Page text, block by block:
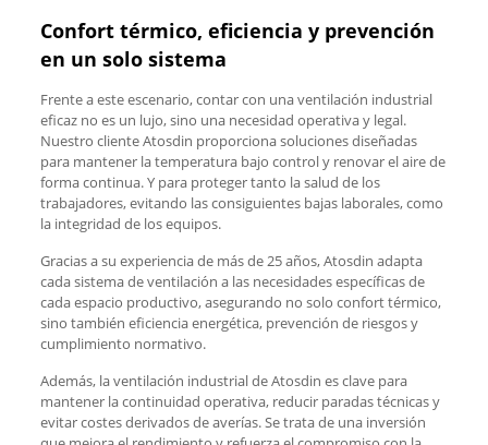
Confort térmico, eficiencia y prevención
en un solo sistema
Frente a este escenario, contar con una ventilación industrial
eficaz no es un lujo, sino una necesidad operativa y legal.
Nuestro cliente Atosdin proporciona soluciones diseñadas
para mantener la temperatura bajo control y renovar el aire de
forma continua. Y para proteger tanto la salud de los
trabajadores, evitando las consiguientes bajas laborales, como
la integridad de los equipos.
Gracias a su experiencia de más de 25 años, Atosdin adapta
cada sistema de ventilación a las necesidades específicas de
cada espacio productivo, asegurando no solo confort térmico,
sino también eficiencia energética, prevención de riesgos y
cumplimiento normativo.
Además, la ventilación industrial de Atosdin es clave para
mantener la continuidad operativa, reducir paradas técnicas y
evitar costes derivados de averías. Se trata de una inversión